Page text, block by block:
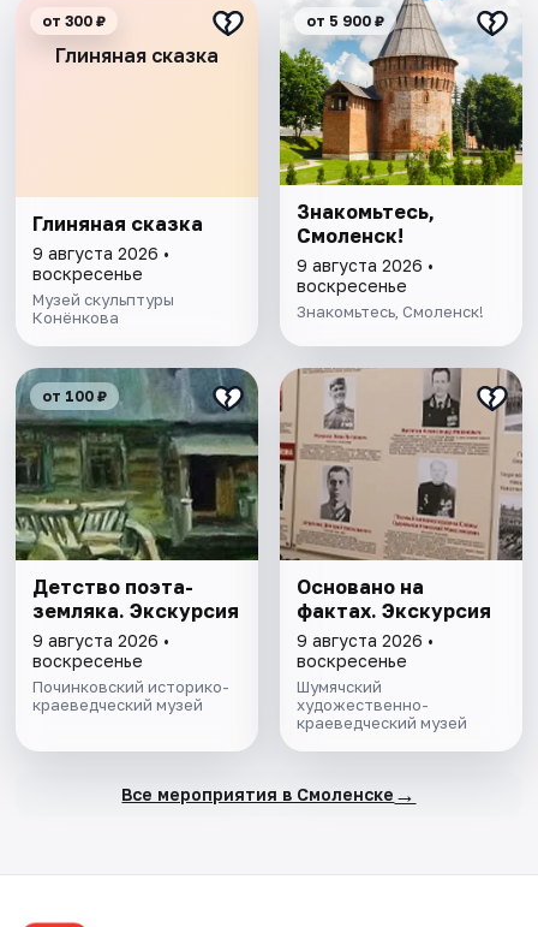
Глиняная сказка
от 300 ₽
Глиняная сказка
9 августа 2026 •
воскресенье
Музей скульптуры
Конёнкова
от 5 900 ₽
Знакомьтесь,
Смоленск!
9 августа 2026 •
воскресенье
Знакомьтесь, Смоленск!
от 100 ₽
Детство поэта-
земляка. Экскурсия
9 августа 2026 •
воскресенье
Починковский историко-
краеведческий музей
Основано на
фактах. Экскурсия
9 августа 2026 •
воскресенье
Шумячский
художественно-
краеведческий музей
Все мероприятия в Смоленске →